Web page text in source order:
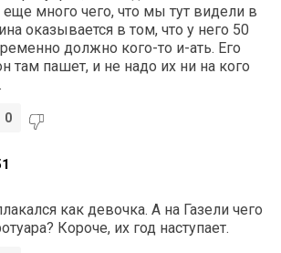
много чего, что мы тут видели в
оказывается в том, что у него 50
должно кого-то и-ать. Его
там пашет, и не надо их ни на кого
0
как девочка. А на Газели чего
Короче, их год наступает.